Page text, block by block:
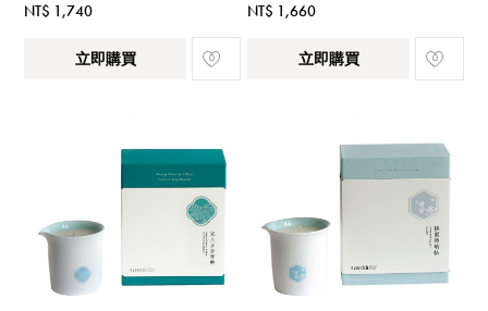
NT$ 1,740
立即購買
NT$ 1,660
立即購買